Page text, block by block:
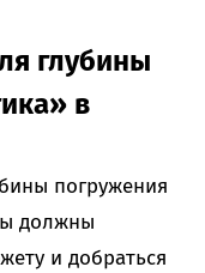
глубины
в
погружения
должны
и добраться